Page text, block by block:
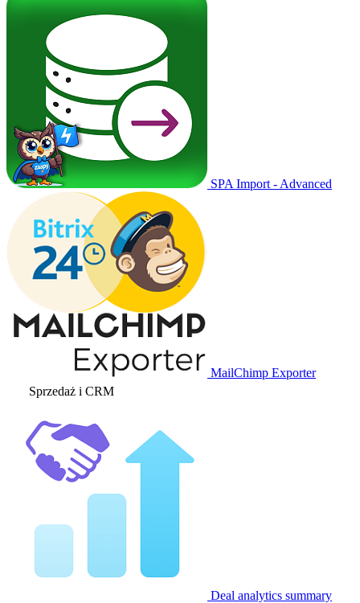
SPA Import - Advanced
MailChimp Exporter
Sprzedaż i CRM
Deal analytics summary